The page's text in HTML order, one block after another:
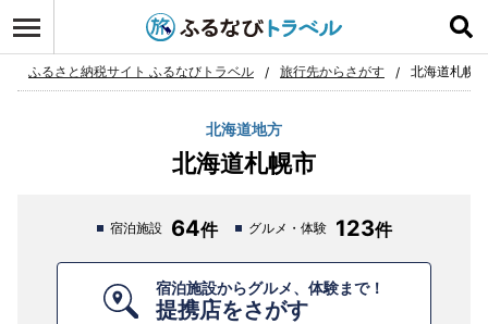
お気に入り
ふるさと納税サイト ふるなびトラベル 旅行先からさがす 北海道札幌
北海道地方
北海道札幌市
宿泊施設 64 グルメ・体験 123
宿泊施設からグルメ、体験まで！
提携店をさがす